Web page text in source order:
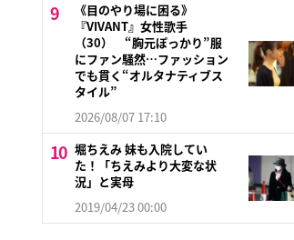
《目のやり場に困る》
『VIVANT』女性歌手
（30） “胸元ぽっかり”服
にファン騒然…ファッション
でも貫く“オルタナティブス
タイル”
2026/08/07 17:10
堀ちえみ 妹も入院してい
た！「ちえみより大変な状
況」と実母
2019/04/23 00:00